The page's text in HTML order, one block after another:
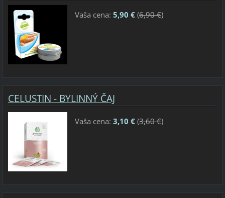
Vaša cena: 5,90 €(6,90 €)
CELUSTIN - BYLINNÝ ČAJ
Vaša cena: 3,10 €(3,60 €)